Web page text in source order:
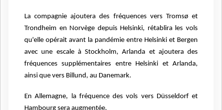
La compagnie ajoutera des fréquences vers Tromsø et
Trondheim en Norvège depuis Helsinki, rétablira les vols
qu'elle opérait avant la pandémie entre Helsinki et Bergen
avec une escale à Stockholm, Arlanda et ajoutera des
fréquences supplémentaires entre Helsinki et Arlanda,
ainsi que vers Billund, au Danemark.
En Allemagne, la fréquence des vols vers Düsseldorf et
Hambourg sera augmentée.